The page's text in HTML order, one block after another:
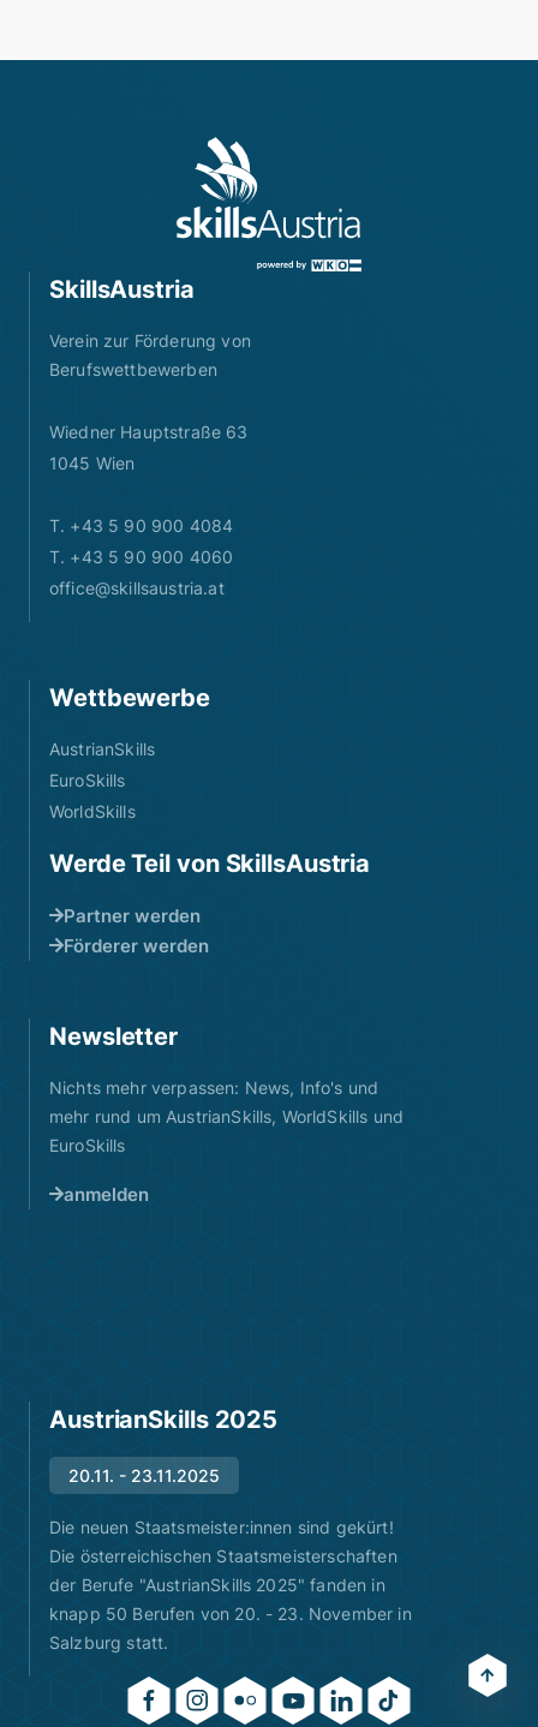
SkillsAustria
Verein zur Förderung von
Berufswettbewerben
Wiedner Hauptstraße 63
1045 Wien
T. +43 5 90 900 4084
T. +43 5 90 900 4060
office@skillsaustria.at
Wettbewerbe
AustrianSkills
EuroSkills
WorldSkills
Werde Teil von SkillsAustria
Partner werden
Förderer werden
Newsletter
Nichts mehr verpassen: News, Info's und
mehr rund um AustrianSkills, WorldSkills und
EuroSkills
anmelden
AustrianSkills 2025
20.11. - 23.11.2025
Die neuen Staatsmeister:innen sind gekürt!
Die österreichischen Staatsmeisterschaften
der Berufe "AustrianSkills 2025" fanden in
knapp 50 Berufen von 20. - 23. November in
Salzburg statt.